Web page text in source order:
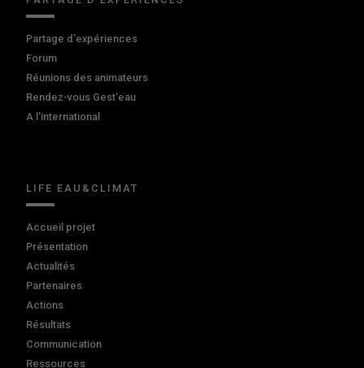
Partage d'expériences
Forum
Réunions des animateurs
Rendez-vous Gest'eau
A l'international
LIFE EAU&CLIMAT
Accueil projet
Présentation
Actualités
Partenaires
Actions
Résultats
Communication
Ressources